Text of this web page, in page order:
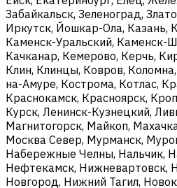
Забайкальск, Зеленоград,
Иркутск, Йошкар-Ола, Казань,
Каменск-Уральский, Каменск-
Качканар, Кемерово, Керчь,
Клин, Клинцы, Ковров,
на-Амуре, Кострома, Котлас,
Краснокамск, Красноярск,
Курск, Ленинск-Кузнецкий,
Магнитогорск, Майкоп,
Москва Север, Мурманск,
Набережные Челны, Нальчик,
Нефтекамск, Нижневартовск,
Новгород, Нижний Тагил,